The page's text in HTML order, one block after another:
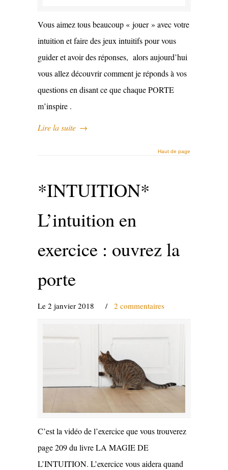
Vous aimez tous beaucoup « jouer » avec votre
intuition et faire des jeux intuitifs pour vous
guider et avoir des réponses, alors aujourd’hui
vous allez découvrir comment je réponds à vos
questions en disant ce que chaque PORTE
m’inspire .
Lire la suite →
Haut de page
*INTUITION*
L’intuition en
exercice : ouvrez la
porte
Le 2 janvier 2018 / 2 commentaires
C’est la vidéo de l’exercice que vous trouverez
page 209 du livre LA MAGIE DE
L’INTUITION. L’exercice vous aidera quand